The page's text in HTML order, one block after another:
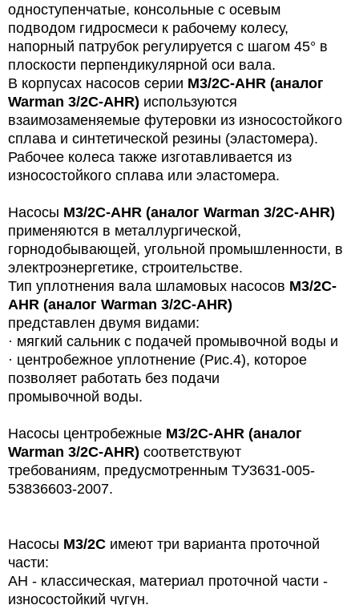
одноступенчатые, консольные с осевым
подводом гидросмеси к рабочему колесу,
напорный патрубок регулируется с шагом 45° в
плоскости перпендикулярной оси вала.
В корпусах насосов серии M3/2C-AHR (аналог
Warman 3/2C-AHR) используются
взаимозаменяемые футеровки из износостойкого
сплава и синтетической резины (эластомера).
Рабочее колеса также изготавливается из
износостойкого сплава или эластомера.
Насосы M3/2C-AHR (аналог Warman 3/2C-AHR)
применяются в металлургической,
горнодобывающей, угольной промышленности, в
электроэнергетике, строительстве.
Тип уплотнения вала шламовых насосов M3/2C-
AHR (аналог Warman 3/2C-AHR)
представлен двумя видами:
· мягкий сальник с подачей промывочной воды и
· центробежное уплотнение (Рис.4), которое
позволяет работать без подачи
промывочной воды.
Насосы центробежные M3/2C-AHR (аналог
Warman 3/2C-AHR) соответствуют
требованиям, предусмотренным ТУ3631-005-
53836603-2007.
Насосы M3/2C имеют три варианта проточной
части:
АН - классическая, материал проточной части -
износостойкий чугун.